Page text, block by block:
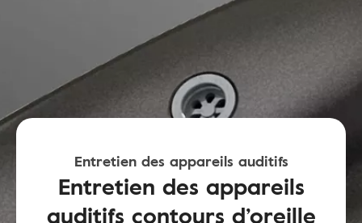
Entretien des appareils auditifs
Entretien des appareils
auditifs contours d’oreille